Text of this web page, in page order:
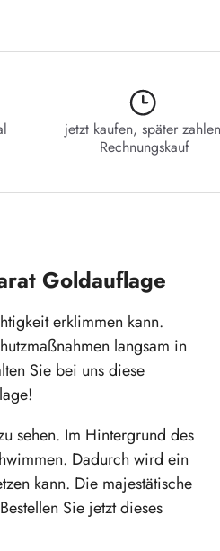
jetzt kaufen, später
Rechnungskauf
Goldauflage
erklimmen kann.
langsam in
Sie bei uns diese
sehen. Im Hintergrund des
Dadurch wird ein
kann. Die majestätische
Sie jetzt dieses